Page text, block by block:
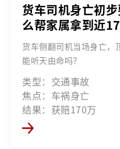
货车司机身亡初
么帮家属拿到近
货车侧翻司机当场身亡，
能听天由命吗？
类型：交通事故
焦点：车祸身亡
结果：获赔170万